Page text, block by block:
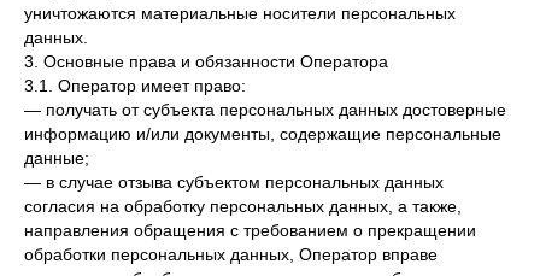
уничтожаются материальные носители персональных
данных.
3. Основные права и обязанности Оператора
3.1. Оператор имеет право:
— получать от субъекта персональных данных достоверные
информацию и/или документы, содержащие персональные
данные;
— в случае отзыва субъектом персональных данных
согласия на обработку персональных данных, а также,
направления обращения с требованием о прекращении
обработки персональных данных, Оператор вправе